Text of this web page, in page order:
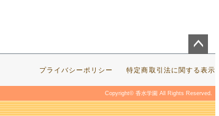
ジト
ップ
へ
プライバシーポリシー 特定商取引法に関する表示
Copyright© 香水学園 All Rights Reserved.